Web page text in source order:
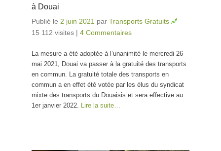
à Douai
Publié le 2 juin 2021 par Transports Gratuits
15 112 visites | 4 Commentaires
La mesure a été adoptée à l’unanimité le mercredi 26
mai 2021, Douai va passer à la gratuité des transports
en commun. La gratuité totale des transports en
commun a en effet été votée par les élus du syndicat
mixte des transports du Douaisis et sera effective au
1er janvier 2022. Lire la suite…